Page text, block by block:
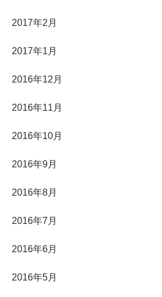
2017年2月
2017年1月
2016年12月
2016年11月
2016年10月
2016年9月
2016年8月
2016年7月
2016年6月
2016年5月